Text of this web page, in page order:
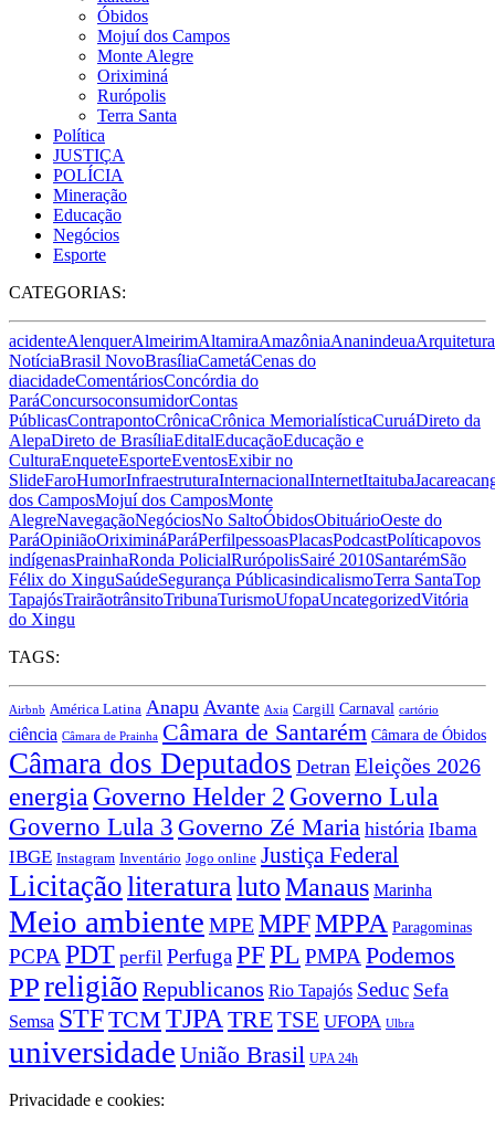
Óbidos
Mojuí dos Campos
Monte Alegre
Oriximiná
Rurópolis
Terra Santa
Política
JUSTIÇA
POLÍCIA
Mineração
Educação
Negócios
Esporte
CATEGORIAS:
acidenteAlenquerAlmeirimAltamiraAmazôniaAnanindeuaArquitetura
NotíciaBrasil NovoBrasíliaCametáCenas do
diacidadeComentáriosConcórdia do
ParáConcursoconsumidorContas
PúblicasContrapontoCrônicaCrônica MemorialísticaCuruáDireto da
AlepaDireto de BrasíliaEditalEducaçãoEducação e
CulturaEnqueteEsporteEventosExibir no
SlideFaroHumorInfraestruturaInternacionalInternetItaituba
dos CamposMojuí dos CamposMonte
AlegreNavegaçãoNegóciosNo SaltoÓbidosObituárioOeste do
ParáOpiniãoOriximináParáPerfilpessoasPlacasPodcastPolíticapovos
indígenasPrainhaRonda PolicialRurópolisSairé 2010SantarémSão
Félix do XinguSaúdeSegurança PúblicasindicalismoTerra SantaTop
TapajósTrairãotrânsitoTribunaTurismoUfopaUncategorizedVitória
do Xingu
TAGS:
Airbnb América Latina Anapu Avante Axia Cargill Carnaval cartório
ciência Câmara de Prainha Câmara de Santarém Câmara de Óbidos
Câmara dos Deputados Detran Eleições 2026
energia Governo Helder 2 Governo Lula
Governo Lula 3 Governo Zé Maria história Ibama
IBGE Instagram Inventário Jogo online Justiça Federal
LicitaçãoliteraturalutoManaus Marinha
Meio ambiente MPEMPFMPPA Paragominas
PCPA PDT perfil PerfugaPFPL PMPA Podemos
PPreligião Republicanos Rio Tapajós Seduc Sefa
Semsa STFTCM TJPA TRETSE UFOPA Ulbra
universidade União Brasil UPA 24h
Privacidade e cookies: